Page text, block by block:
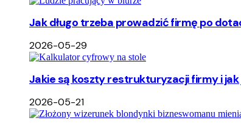
Jak długo trzeba prowadzić firmę po
2026-05-29
Jakie są koszty restrukturyzacji firmy i
2026-05-21